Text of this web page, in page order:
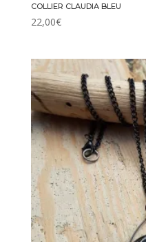
COLLIER CLAUDIA BLEU
22,00€